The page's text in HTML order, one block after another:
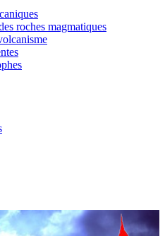
roches magmatiques